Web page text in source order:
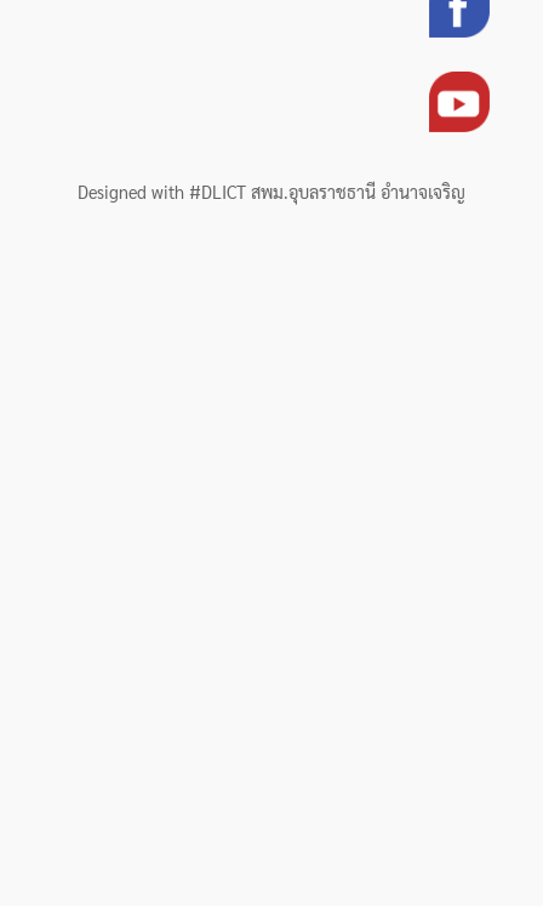
Designed with #DLICT สพม.อุบลราชธานี อำนาจเจริญ